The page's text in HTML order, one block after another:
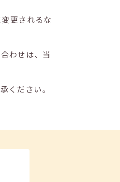
更されるな
わせは、当
ください。